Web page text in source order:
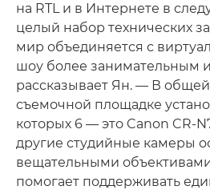
на RTL и в Интернете в
целый набор технических
мир объединяется с
шоу более занимательным
рассказывает Ян. — В
съемочной площадке
которых 6 — это Canon CR-
другие студийные камеры
вещательными
помогает поддерживать